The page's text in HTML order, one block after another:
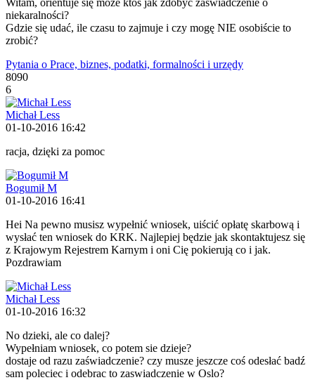
Witam, orientuje się może ktoś jak zdobyć zaświadczenie o
niekaralności?
Gdzie się udać, ile czasu to zajmuje i czy mogę NIE osobiście to
zrobić?
Pytania o Prace, biznes, podatki, formalności i urzędy
8090
6
Michał Less
01-10-2016 16:42
racja, dzięki za pomoc
Bogumił M
01-10-2016 16:41
Hei Na pewno musisz wypełnić wniosek, uiścić opłatę skarbową i
wysłać ten wniosek do KRK. Najlepiej będzie jak skontaktujesz się
z Krajowym Rejestrem Karnym i oni Cię pokierują co i jak.
Pozdrawiam
Michał Less
01-10-2016 16:32
No dzieki, ale co dalej?
Wypełniam wniosek, co potem sie dzieje?
dostaje od razu zaświadczenie? czy musze jeszcze coś odesłać badź
sam poleciec i odebrac to zaswiadczenie w Oslo?